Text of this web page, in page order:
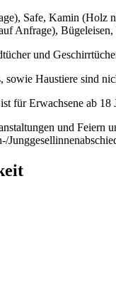
Safe, Kamin (Holz
Anfrage),
und
sowie Haustiere sind
für Erwachsene ab 18
und Feiern